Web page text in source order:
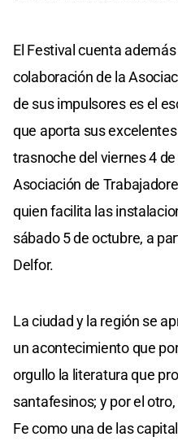
El Festival cuenta
colaboración de la
de sus impulsores es el
que aporta sus
trasnoche del viernes 4
Asociación de
quien facilita las
sábado 5 de octubre, a
Delfor.
La ciudad y la región se
un acontecimiento que
orgullo la literatura que
santafesinos; y por el
Fe como una de las